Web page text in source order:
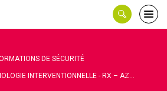
le
DE SÉCURITÉ
INTERVENTIONNELLE - RX – AZ...